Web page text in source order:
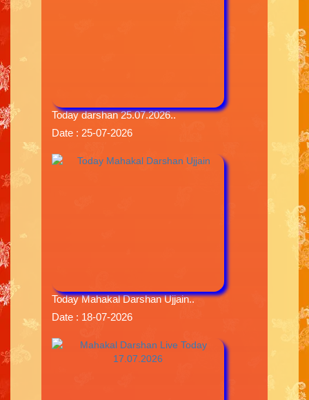
Today darshan 25.07.2026..
Date : 25-07-2026
Today Mahakal Darshan Ujjain..
Date : 18-07-2026